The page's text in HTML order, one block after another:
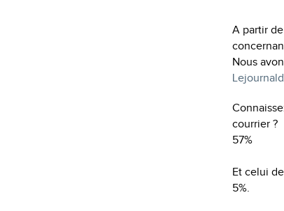
A partir
Nous
courrier ?
57%
Et celui
5%.